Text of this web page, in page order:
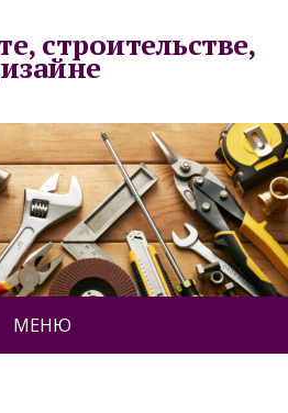
строительстве,
МЕНЮ